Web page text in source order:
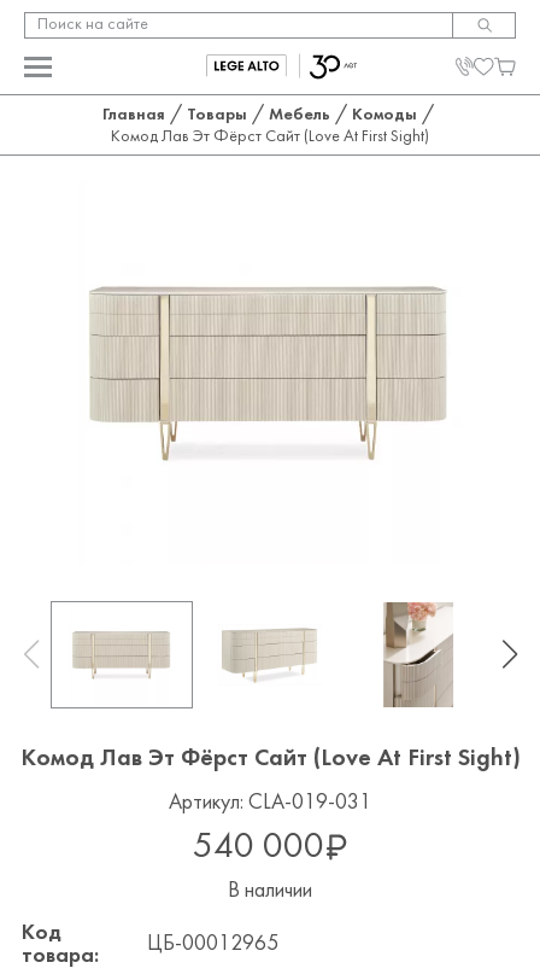
Главная / Товары / Мебель / Комоды /
Комод Лав Эт Фёрст Сайт (Love At First Sight)
Комод Лав Эт Фёрст Сайт (Love At First Sight)
Артикул: CLA-019-031
540 000
В наличии
Код
товара:
ЦБ-00012965